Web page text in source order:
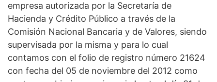
empresa autorizada por la Secretaría de
Hacienda y Crédito Público a través de la
Comisión Nacional Bancaria y de Valores, siendo
supervisada por la misma y para lo cual
contamos con el folio de registro número 21624
con fecha del 05 de noviembre del 2012 como